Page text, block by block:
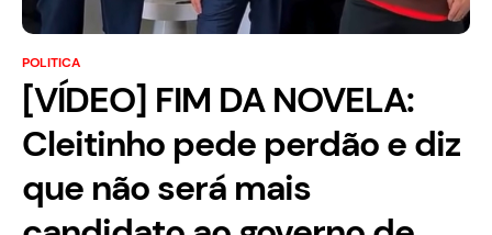
POLITICA
[VÍDEO] FIM DA NOVELA:
Cleitinho pede perdão e diz
que não será mais